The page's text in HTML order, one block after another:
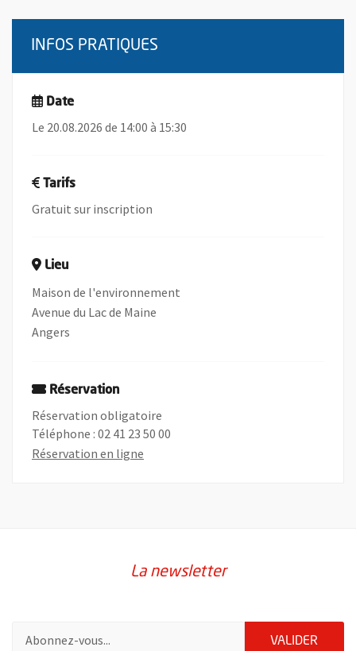
INFOS PRATIQUES
Date
Le 20.08.2026 de 14:00 à 15:30
Tarifs
Gratuit sur inscription
Lieu
Maison de l'environnement
Avenue du Lac de Maine
Angers
Réservation
Réservation obligatoire
Téléphone : 02 41 23 50 00
Réservation en ligne
La newsletter
VALIDER